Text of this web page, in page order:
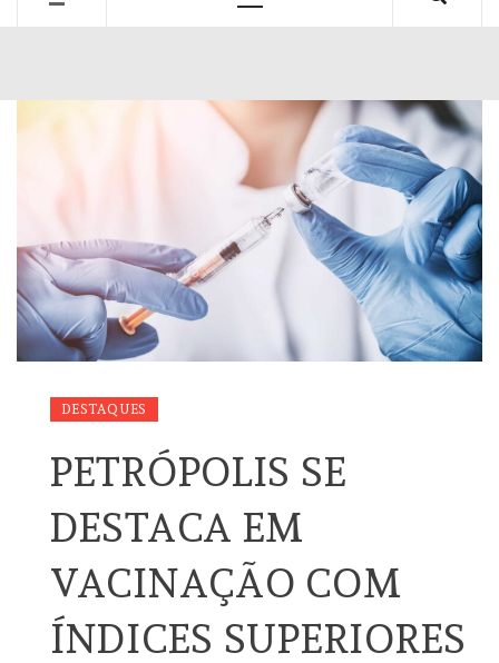
DESTAQUES
PETRÓPOLIS SE
DESTACA EM
VACINAÇÃO COM
ÍNDICES SUPERIORES